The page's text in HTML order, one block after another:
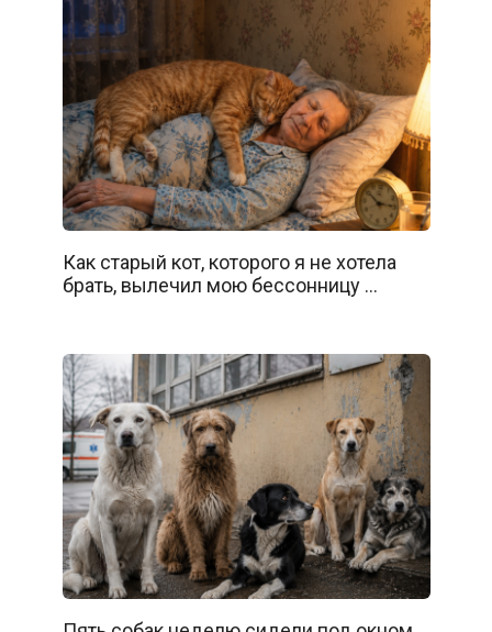
Как старый кот, которого я не хотела
брать, вылечил мою бессонницу …